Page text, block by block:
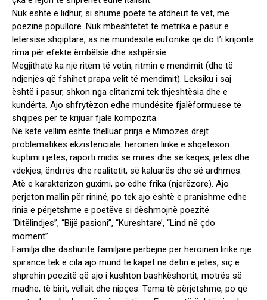
Nuk është e lidhur, si shumë poetë të atdheut të vet, me
poezinë popullore. Nuk mbështetet te metrika e pasur e
letërsisë shqiptare, as në mundësitë eufonike që do t’i krijonte
rima për efekte ëmbëlsie dhe ashpërsie.
Megjithatë ka një ritëm të vetin, ritmin e mendimit (dhe të
ndjenjës që fshihet prapa velit të mendimit). Leksiku i saj
është i pasur, shkon nga elitarizmi tek thjeshtësia dhe e
kundërta. Ajo shfrytëzon edhe mundësitë fjalëformuese të
shqipes për të krijuar fjalë kompozita.
Në këtë vëllim është thelluar prirja e Mimozës drejt
problematikës ekzistenciale: heroinën lirike e shqetëson
kuptimi i jetës, raporti midis së mirës dhe së keqes, jetës dhe
vdekjes, ëndrrës dhe realitetit, së kaluarës dhe së ardhmes.
Atë e karakterizon guximi, po edhe frika (njerëzore). Ajo
përjeton mallin për rininë, po tek ajo është e pranishme edhe
rinia e përjetshme e poetëve si dëshmojnë poezitë
“Ditëlindjes”, “Bijë pasioni”, “Kureshtare’, “Lind në çdo
moment”.
Familja dhe dashuritë familjare përbëjnë për heroinën lirike një
spirancë tek e cila ajo mund të kapet në detin e jetës, siç e
shprehin poezitë që ajo i kushton bashkëshortit, motrës së
madhe, të birit, vëllait dhe nipçes. Tema të përjetshme, po që